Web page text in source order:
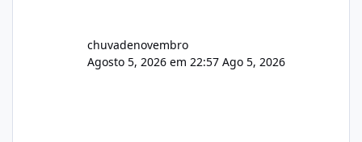
chuvadenovembro
Agosto 5, 2026 em 22:57 Ago 5, 2026